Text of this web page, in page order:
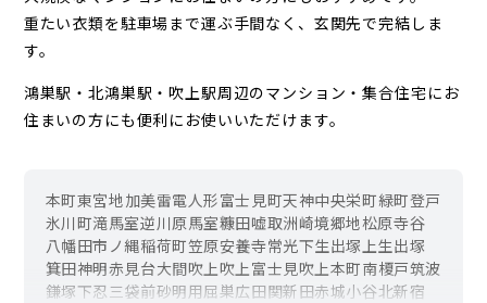
重たい衣類を駐車場まで運ぶ手間なく、玄関先で完結しま
す。
鴻巣駅・北鴻巣駅・吹上駅周辺のマンション・集合住宅にお
住まいの方にも便利にお使いいただけます。
本町東宮地加美雷電人形富士見町天神中央栄町緑町登戸
氷川町滝馬室逆川原馬室糠田嘘取洲崎境郷地松原寺谷
八幡田市ノ縄稲荷町笠原安養寺常光下生出塚 上生出塚
箕田神明赤見台大間吹上吹上富士見吹上本町南榎戸筑波
鎌塚下忍 三袋前砂明用屈巣広田関新田赤城小谷北新宿